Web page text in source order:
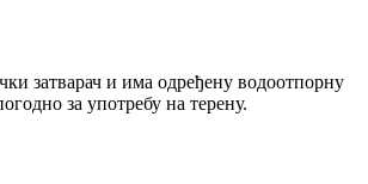
затварач и има одређену водоотпорну
за употребу на терену.